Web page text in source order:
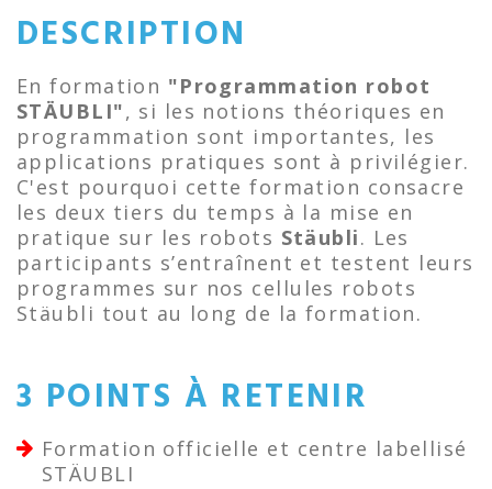
DESCRIPTION
En formation "Programmation robot
STÄUBLI", si les notions théoriques en
programmation sont importantes, les
applications pratiques sont à privilégier.
C'est pourquoi cette formation consacre
les deux tiers du temps à la mise en
pratique sur les robots Stäubli. Les
participants s’entraînent et testent leurs
programmes sur nos cellules robots
Stäubli tout au long de la formation.
3 POINTS À RETENIR
Formation officielle et centre labellisé
STÄUBLI